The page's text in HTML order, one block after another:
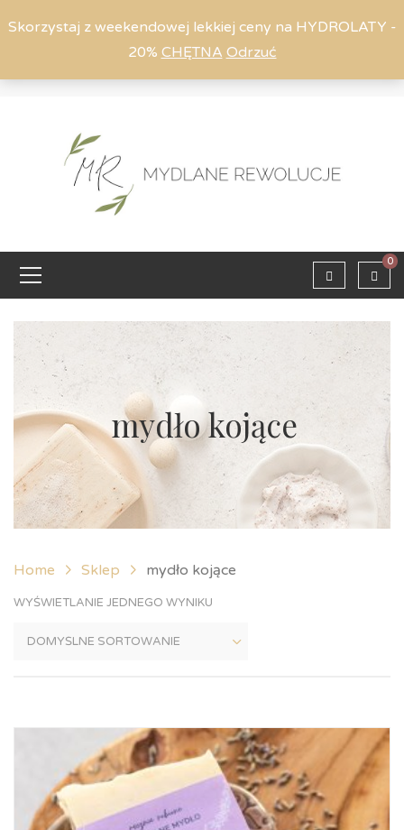
Skorzystaj z weekendowej lekkiej ceny na HYDROLATY -
20% CHĘTNA Odrzuć
0
mydło kojące
Home Sklep mydło kojące
WYŚWIETLANIE JEDNEGO WYNIKU